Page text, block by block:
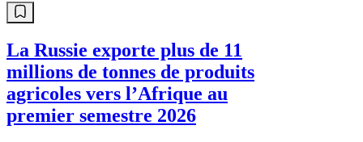
La Russie exporte plus de 11
millions de tonnes de produits
agricoles vers l’Afrique au
premier semestre 2026